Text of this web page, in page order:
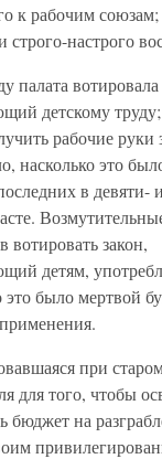
к рабочим
строго-настрого
палата вотировала
детскому
рабочие
насколько это
в девяти-
вотировать закон,
детям,
это было мертвой
при
для того, чтобы
бюджет на